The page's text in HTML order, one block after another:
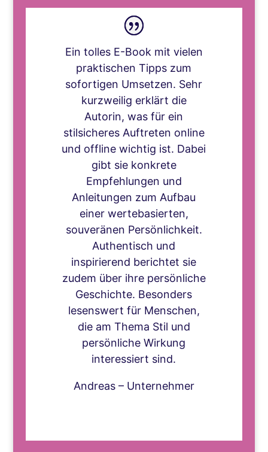
Ein tolles E-Book mit vielen
praktischen Tipps zum
sofortigen Umsetzen. Sehr
kurzweilig erklärt die
Autorin, was für ein
stilsicheres Auftreten online
und offline wichtig ist. Dabei
gibt sie konkrete
Empfehlungen und
Anleitungen zum Aufbau
einer wertebasierten,
souveränen Persönlichkeit.
Authentisch und
inspirierend berichtet sie
zudem über ihre persönliche
Geschichte. Besonders
lesenswert für Menschen,
die am Thema Stil und
persönliche Wirkung
interessiert sind.
Andreas – Unternehmer